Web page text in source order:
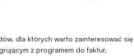
dla których warto zainteresować się
z programem do faktur.